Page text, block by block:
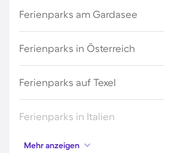
Ferienparks am Gardasee
Ferienparks in Österreich
Ferienparks auf Texel
Ferienparks in Italien
Mehr anzeigen